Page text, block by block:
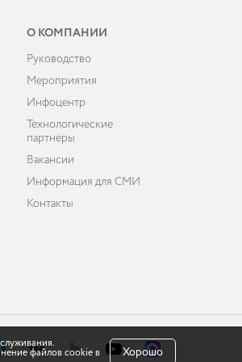
О КОМПАНИИ
Руководство
Мероприятия
Инфоцентр
Технологические
партнёры
Вакансии
Информация для СМИ
Контакты
файлов cookie в
Хорошо